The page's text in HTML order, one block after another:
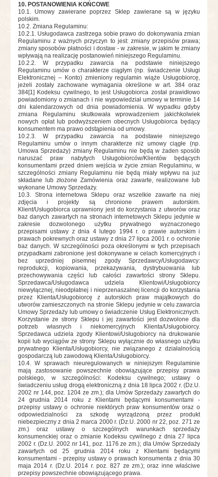
10. POSTANOWIENIA KOŃCOWE
10.1. Umowy zawierane poprzez Sklep zawierane są w języku
polskim.
10.2. Zmiana Regulaminu:
10.2.1. Usługodawca zastrzega sobie prawo do dokonywania zmian
Regulaminu z ważnych przyczyn to jest: zmiany przepisów prawa;
zmiany sposobów płatności i dostaw - w zakresie, w jakim te zmiany
wpływają na realizację postanowień niniejszego Regulaminu.
10.2.2. W przypadku zawarcia na podstawie niniejszego
Regulaminu umów o charakterze ciągłym (np. świadczenie Usługi
Elektronicznej – Konto) zmieniony regulamin wiąże Usługobiorcę,
jeżeli zostały zachowane wymagania określone w art. 384 oraz
384[1] Kodeksu cywilnego, to jest Usługobiorca został prawidłowo
powiadomiony o zmianach i nie wypowiedział umowy w terminie 14
dni kalendarzowych od dnia powiadomienia. W wypadku gdyby
zmiana Regulaminu skutkowała wprowadzeniem jakichkolwiek
nowych opłat lub podwyższeniem obecnych Usługobiorca będący
konsumentem ma prawo odstąpienia od umowy.
10.2.3. W przypadku zawarcia na podstawie niniejszego
Regulaminu umów o innym charakterze niż umowy ciągłe (np.
Umowa Sprzedaży) zmiany Regulaminu nie będą w żaden sposób
naruszać praw nabytych Usługobiorców/Klientów będących
konsumentami przed dniem wejścia w życie zmian Regulaminu, w
szczególności zmiany Regulaminu nie będą miały wpływu na już
składane lub złożone Zamówienia oraz zawarte, realizowane lub
wykonane Umowy Sprzedaży.
10.3. Strona internetowa Sklepu oraz wszelkie zawarte na niej
zdjęcia i projekty są chronione prawem autorskim.
Klient/Usługobiorca uprawniony jest do korzystania z utworów oraz
baz danych zawartych na stronach internetowych Sklepu jedynie w
zakresie dozwolonego użytku prywatnego wyznaczonego
przepisami ustawy z dnia 4 lutego 1994 r. o prawie autorskim i
prawach pokrewnych oraz ustawy z dnia 27 lipca 2001 r. o ochronie
baz danych. W szczególności poza określonymi w tych przepisach
przypadkami zabronione jest dokonywane w celach komercyjnych i
bez uprzedniej pisemnej zgody Sprzedawcy/Usługodawcy:
reprodukcji, kopiowania, przekazywania, dystrybuowania lub
przechowywania części lub całości zawartości strony Sklepu.
Sprzedawca/Usługodawca udziela Klientowi/Usługobiorcy
niewyłącznej, nieodpłatnej i nieprzenaszalnej licencji do korzystania
przez Klienta/Usługobiorcę z autorskich praw majątkowych do
utworów zamieszczonych na stronie Sklepu jedynie w celu zawarcia
Umowy Sprzedaży lub umowy o świadczenie Usług Elektronicznych.
Korzystanie ze strony Sklepu i jej zawartości jest dozwolone dla
potrzeb własnych i niekomercyjnych Klienta/Usługobiorcy.
Sprzedawca udziela zgody Klientowi/Usługobiorcy na drukowanie
kopii lub wyciągów ze strony Sklepu wyłącznie do własnego użytku
prywatnego Klienta/Usługobiorcy, nie związanego z działalnością
gospodarczą lub zawodową Klienta/Usługobiorcy.
10.4. W sprawach nieuregulowanych w niniejszym Regulaminie
mają zastosowanie powszechnie obowiązujące przepisy prawa
polskiego, w szczególności: Kodeksu cywilnego; ustawy o
świadczeniu usług drogą elektroniczną z dnia 18 lipca 2002 r. (Dz.U.
2002 nr 144, poz. 1204 ze zm.); dla Umów Sprzedaży zawartych do
24 grudnia 2014 roku z Klientami będącymi konsumentami -
przepisy ustawy o ochronie niektórych praw konsumentów oraz o
odpowiedzialności za szkodę wyrządzoną przez produkt
niebezpieczny z dnia 2 marca 2000 r. (Dz.U. 2000 nr 22, poz. 271 ze
zm.) oraz ustawy o szczególnych warunkach sprzedaży
konsumenckiej oraz o zmianie Kodeksu cywilnego z dnia 27 lipca
2002 r. (Dz.U. 2002 nr 141, poz. 1176 ze zm.); dla Umów Sprzedaży
zawartych od 25 grudnia 2014 roku z Klientami będącymi
konsumentami - przepisy ustawy o prawach konsumenta z dnia 30
maja 2014 r. (Dz.U. 2014 r. poz. 827 ze zm.); oraz inne właściwe
przepisy powszechnie obowiązującego prawa.